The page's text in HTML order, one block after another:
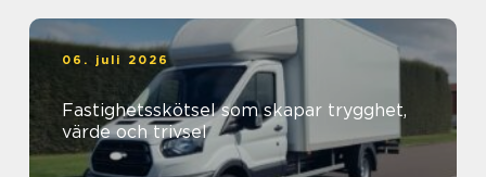
06. juli 2026
Fastighetsskötsel som skapar trygghet,
värde och trivsel